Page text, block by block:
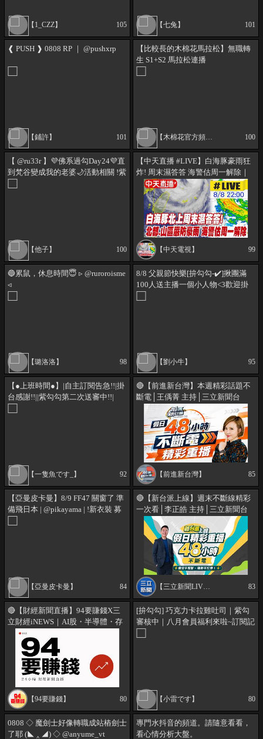
【1_CZZ】 105 【七兔】 101
❰ PUSH ❱ 0808 RP ｜ @pushxrp
【鋪許】 101
【比較長的木棉花馬拉松】無職轉
生 S1+S2 馬拉松連播
【木棉花官方頻道】 100
【 @ru33r 】💜佛系過勾Day24💜直
到梵谷變成我的老婆🌙活動相關 !紫
【他子】 100
【中天直播 #LIVE】白海豚豪雨狂
炸! 周末濕答答 海警估周一解除｜
連江縣8/9(日)停班停課.新竹縣
8/9(日)部分地區正常上班.停止上課
20260808 @中天新聞CtiNews
【中天電視】 99
🔵累鼠，休息時間😇 ▹ @ruroroisme
◃
【璐洛洛】 98
8/8 父親節快樂[拚勾勾-✔️]揪團滿
100人送主播一個小人物<3歡迎掛
【劉小牛】 95
【●上班時間●】|自主訂閱告急!!|掛
台感謝!!||紫勾勾第二次送審中!!|
【一隻魚です_】 92
🔴【前進新台灣】本週精彩話題不
斷電│王偊菁 主持│三立新聞台
【前進新台灣】 85
【亞曼皮卡曼】8/9 FF47 關窗了 準
備飛日本 | @pikayama | !新衣裝 募
【亞曼皮卡曼】 84
🔴【新台派上線】週末不斷線精彩
一次看│李正皓 主持│三立新聞台
【三立新聞LIVE】 83
🔴【財經新聞直播】94要賺錢X三
立財經iNEWS｜AI股・半導體・存
股攻略 24/7｜專家選股即時分析｜
@三立財經iNEWS
【94要賺錢】 80
[拚勾勾] 巧克力卡拉雞吐司｜紫勾
審核中｜八月會員福利來啦~訂閱記
【小雷です】 80
0808 ◇ 魔劍士好像轉職成站樁劍士
了耶 (◣ ‸ ◢) ◇ @anyume_vt
專門水抖音的頻道。請隨意看看，
看心情分析大盤。